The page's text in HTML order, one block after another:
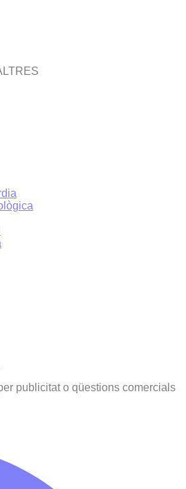
publicitat o qüestions comercials